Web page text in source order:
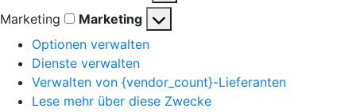
Marketing
Marketing
Optionen verwalten
Dienste verwalten
Verwalten von {vendor_count}-Lieferanten
Lese mehr über diese Zwecke